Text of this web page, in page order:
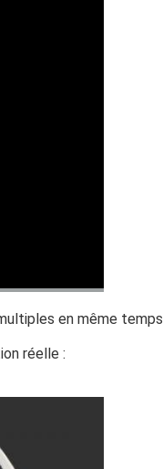
en même temps
réelle :